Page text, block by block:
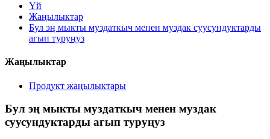
Үй
Жаңылыктар
Бул эң мыкты муздаткыч менен муздак суусундуктарды
агып туруңуз
Жаңылыктар
Продукт жаңылыктары
Бул эң мыкты муздаткыч менен муздак
суусундуктарды агып туруңуз